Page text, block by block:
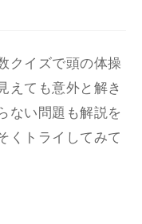
クイズで頭の体操
えても意外と解き
ない問題も解説を
くトライしてみて